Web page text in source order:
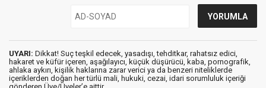
UYARI: Dikkat! Suç teşkil edecek, yasadışı, tehditkar, rahatsız edici,
hakaret ve küfür içeren, aşağılayıcı, küçük düşürücü, kaba, pornografik,
ahlaka aykırı, kişilik haklarına zarar verici ya da benzeri niteliklerde
içeriklerden doğan her türlü mali, hukuki, cezai, idari sorumluluk içeriği